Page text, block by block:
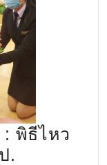
พิธีไหว
.